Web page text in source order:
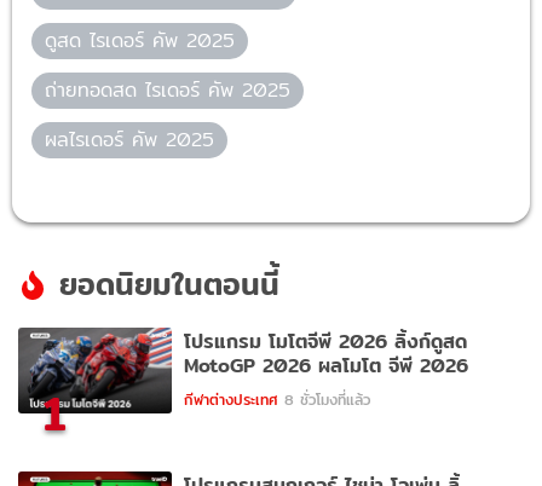
ดูสด ไรเดอร์ คัพ 2025
ถ่ายทอดสด ไรเดอร์ คัพ 2025
ผลไรเดอร์ คัพ 2025
ยอดนิยมในตอนนี้
1
โปรแกรม โมโตจีพี 2026 ลิ้งก์ดูสด
MotoGP 2026 ผลโมโต จีพี 2026
กีฬาต่างประเทศ 8 ชั่วโมงที่แล้ว